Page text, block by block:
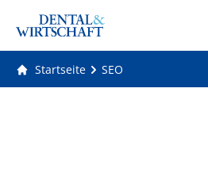
Startseite SEO